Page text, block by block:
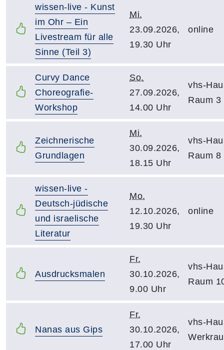
wissen-live - Kunst
im Ohr – Ein
Livestream für alle
Sinne (Teil 3)
Mi.
23.09.2026,
19.30 Uhr
online
Curvy Dance
Choreografie-
Workshop
So.
27.09.2026,
14.00 Uhr
vhs-
Raum 3
Zeichnerische
Grundlagen
Mi.
30.09.2026,
18.15 Uhr
vhs-
Raum 8
wissen-live -
Deutsch-jüdische
und israelische
Literatur
Mo.
12.10.2026,
19.30 Uhr
online
Ausdrucksmalen
Fr.
30.10.2026,
9.00 Uhr
vhs-
Raum
Nanas aus Gips
Fr.
30.10.2026,
17.00 Uhr
vhs-